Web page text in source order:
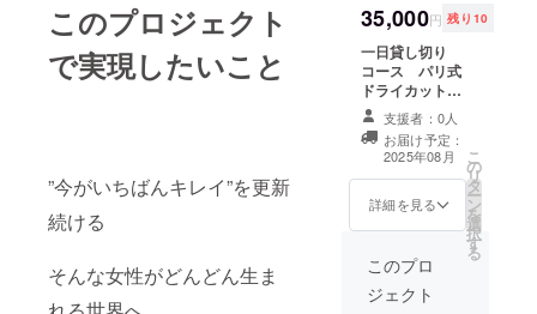
このプロジェクト
で実現したいこと
”今がいちばんキレイ”を更新
続ける
そんな女性がどんどん生ま
１～２０２６年
リンパケアは寝
た状態で施術し
ますので、動き
やすい服装ご来
店ください。 ※
完全予約制の
salonのため、連
絡の取れる連絡
先、氏名が必要
【有効期限】２
０２５年８月１
１月３１日
めでもしっかり
染めたい方、赤
みを抑えた自然
なブラウン系に
したい方 ・白髪
の多い方 に、お
すすめの内容に
なっておりま
す。 ※初めての
トが必要です。
hana-henaの
キットを購入後
施術可能となり
35,000円 残り10
一日貸し切り
コース パリ式
ドライカット＆
無農薬ヘナ＆全
身リンパケア
（一度染め） 約
６時間～ （通
常４４,０００
円、再来３８,５
ぞれを丁寧に整
える施術
を”salonを貸し
支援者：0人
お届け予定：
2025年08月
詳細を見る
こ
の
リ
タ
ー
ン
を
選
択
す
る
このプロ
ジェクト